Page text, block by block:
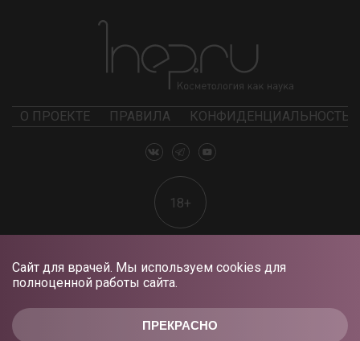
ПРЕКРАСНО
Сайт для врачей. Мы используем cookies для
полноценной работы сайта.
О ПРОЕКТЕ ПРАВИЛА КОНФИДЕНЦИАЛЬНОСТЬ
18+